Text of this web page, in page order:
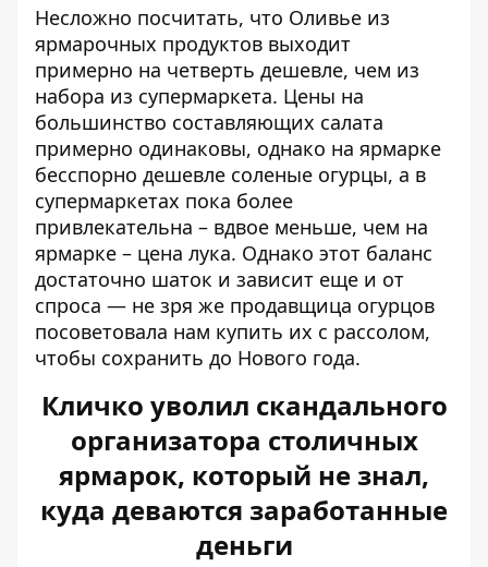
Несложно посчитать, что Оливье из
ярмарочных продуктов выходит
примерно на четверть дешевле, чем из
набора из супермаркета. Цены на
большинство составляющих салата
примерно одинаковы, однако на ярмарке
бесспорно дешевле соленые огурцы, а в
супермаркетах пока более
привлекательна – вдвое меньше, чем на
ярмарке – цена лука. Однако этот баланс
достаточно шаток и зависит еще и от
спроса — не зря же продавщица огурцов
посоветовала нам купить их с рассолом,
чтобы сохранить до Нового года.
Кличко уволил скандального
организатора столичных
ярмарок, который не знал,
куда деваются заработанные
деньги